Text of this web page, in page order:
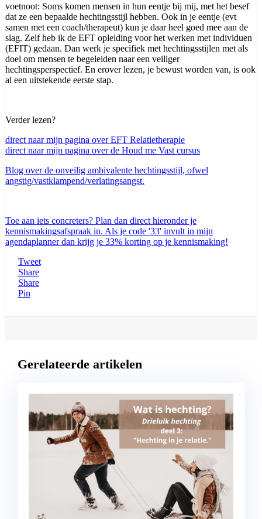
voetnoot: Soms komen mensen in hun eentje bij mij, met het besef
dat ze een bepaalde hechtingsstijl hebben. Ook in je eentje (evt
samen met een coach/therapeut) kun je daar heel goed mee aan de
slag. Zelf heb ik de EFT opleiding voor het werken met individuen
(EFIT) gedaan. Dan werk je specifiek met hechtingsstijlen met als
doel om mensen te begeleiden naar een veiliger
hechtingsperspectief. En erover lezen, je bewust worden van, is ook
al een uitstekende eerste stap.
Verder lezen?
direct naar mijn pagina over EFT Relatietherapie
direct naar mijn pagina over de Houd me Vast cursus
Blog over de onveilig ambivalente hechtingsstijl, ofwel
angstig/vastklampend/verlatingsangst.
Toe aan iets concreters? Plan dan direct hieronder je
kennismakingsafspraak in. Als je code '33' invult in mijn
agendaplanner dan krijg je 33% korting op je kennismaking!
Tweet
Share
Share
Pin
Gerelateerde artikelen